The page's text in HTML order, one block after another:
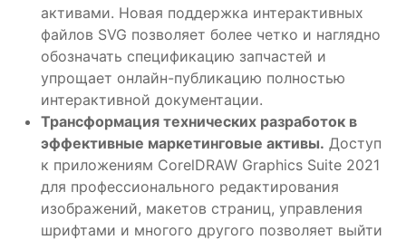
активами. Новая поддержка интерактивных
файлов SVG позволяет более четко и наглядно
обозначать спецификацию запчастей и
упрощает онлайн-публикацию полностью
интерактивной документации.
Трансформация технических разработок в
эффективные маркетинговые активы. Доступ
к приложениям CorelDRAW Graphics Suite 2021
для профессионального редактирования
изображений, макетов страниц, управления
шрифтами и многого другого позволяет выйти